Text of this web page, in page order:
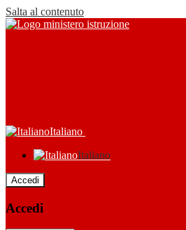
Salta al contenuto
Italiano
Italiano
Accedi
Accedi